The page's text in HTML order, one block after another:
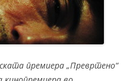
премиера „Превртено“